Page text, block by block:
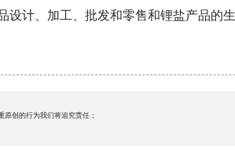
计、加工、批发和零售和锂盐产品的生
创的行为我们将追究责任；